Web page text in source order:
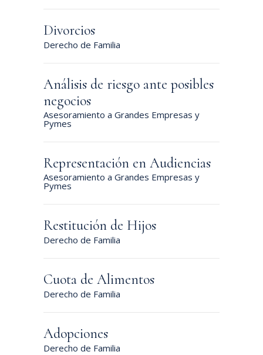
Divorcios
Derecho de Familia
Análisis de riesgo ante posibles
negocios
Asesoramiento a Grandes Empresas y
Pymes
Representación en Audiencias
Asesoramiento a Grandes Empresas y
Pymes
Restitución de Hijos
Derecho de Familia
Cuota de Alimentos
Derecho de Familia
Adopciones
Derecho de Familia